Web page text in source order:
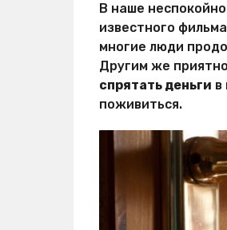
о
д
а
a
g
o
т
о
р
М
и
р
Х
т
В наше
известного
многие люди
Другим же
спрятать деньги в
поживиться.